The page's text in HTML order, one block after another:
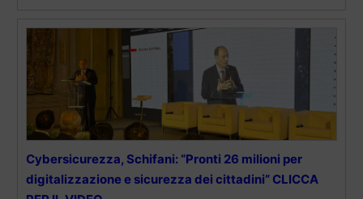
Cybersicurezza, Schifani: “Pronti 26 milioni per
digitalizzazione e sicurezza dei cittadini” CLICCA